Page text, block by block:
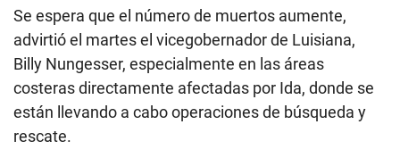
Se espera que el número de muertos aumente,
advirtió el martes el vicegobernador de Luisiana,
Billy Nungesser, especialmente en las áreas
costeras directamente afectadas por Ida, donde se
están llevando a cabo operaciones de búsqueda y
rescate.